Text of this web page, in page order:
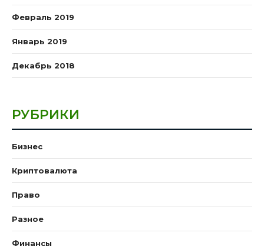
Февраль 2019
Январь 2019
Декабрь 2018
РУБРИКИ
Бизнес
Криптовалюта
Право
Разное
Финансы